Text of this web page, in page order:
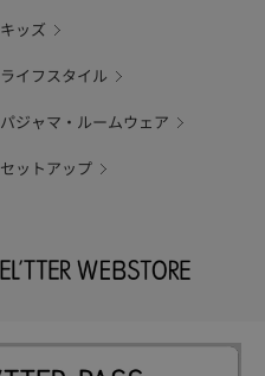
キッズ
ライフスタイル
パジャマ・ルームウェア
セットアップ